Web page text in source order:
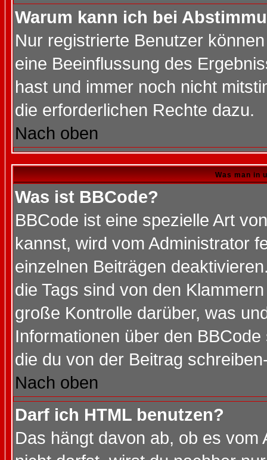
Warum kann ich bei
Nur registrierte Benutzer
eine Beeinflussung des
hast und immer noch nicht
die erforderlichen Rechte dazu.
Nach oben
Was man in
Was ist BBCode?
BBCode ist eine spezielle Art
kannst, wird vom Administrator
einzelnen Beiträgen
die Tags sind von den
große Kontrolle darüber, was
Informationen über den
die du von der Beitrag
Nach oben
Darf ich HTML benutzen?
Das hängt davon ab, ob es